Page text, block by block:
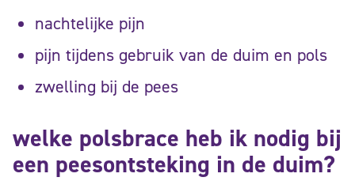
nachtelijke pijn
pijn tijdens gebruik van de duim en pols
zwelling bij de pees
welke polsbrace heb ik nodig bij
een peesontsteking in de duim?